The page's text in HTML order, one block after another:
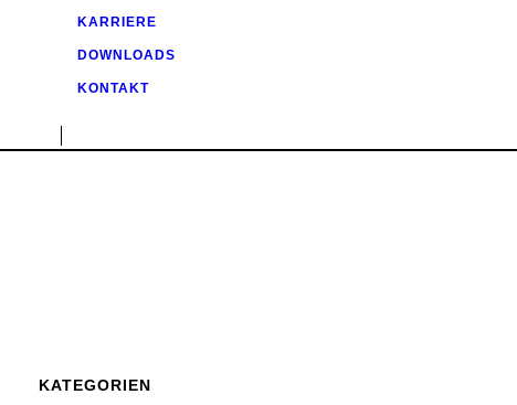
KARRIERE
DOWNLOADS
KONTAKT
KATEGORIEN